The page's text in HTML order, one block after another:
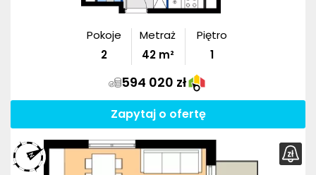
Pokoje
2
Metraż
42m²
Piętro
1
594 020 zł
Zapytaj o ofertę